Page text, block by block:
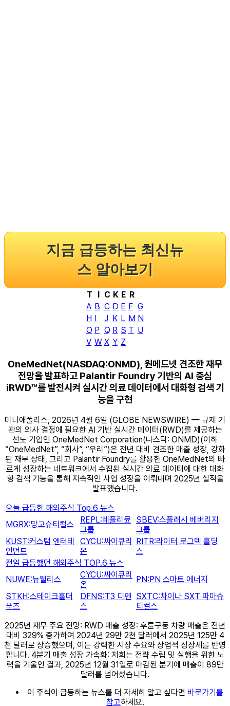
지금 급등하는 최신뉴
스 알아보기
T C K E R
A B C D E F G
H
J K L M N
O P Q R S T U
V W X Y Z
OneMedNet(NASDAQ:ONMD), 원메드넷 견조한 재무
전망을 발표하고 Palantir Foundry 기반의 AI 중심
iRWD™를 발전시켜 실시간 의료 데이터에서 대화형 검색 기
능을 구현
미니애폴리스, 2026년 4월 6일 (GLOBE NEWSWIRE) — 규제 기
관의 의사 결정에 필요한 AI 기반 실시간 데이터(RWD)를 제공하는
선도 기업인 OneMedNet Corporation(나스닥: ONMD)(이하
“OneMedNet”, “회사”, “우리”)은 전년 대비 견조한 매출 성장, 강화
된 재무 상태, 그리고 Palantir Foundry를 활용한 OneMedNet의 빠
르게 성장하는 네트워크에서 수집된 실시간 의료 데이터에 대한 대화
형 검색 기능을 통해 지속적인 사업 성장을 이뤄내며 2025년 실적을
발표했습니다.
오늘 급등한 해외주식 Top.6 뉴스
MGRX:망고슈티컬스
REPL:레플리뮨
그룹
SBEV:스플래시 베버리지
그룹
KUST:커스텀 엔터테
인먼트
CYCU:싸이큐리
온
RITR:라이터 로그텍 홀딩
스
전일 급등했던 해외주식 TOP.6 뉴스
NUWE:뉴웰리스
CYCU:싸이큐리
온
PN:PN 스마트 에너지
STKH:스테이크홀더
푸즈
DFNS:T3 디펜
스
SXTC:차이나 SXT 파마슈
티컬스
2025년 재무 주요 전망: RWD 매출 성장: 후륜구동 차량 매출은 전년
대비 329% 증가하여 2024년 29만 2천 달러에서 2025년 125만 4
천 달러로 상승했으며, 이는 강력한 시장 수요와 상업적 성장세를 반영
합니다. 4분기 매출 성장 가속화: 저희는 전략 수립 및 실행을 위한 노
력을 기울인 결과, 2025년 12월 31일로 마감된 분기에 매출이 89만
달러를 넘어섰습니다.
이 주식이 급등하는 뉴스를 더 자세히 알고 싶다면 바로가기를
참고하세요.